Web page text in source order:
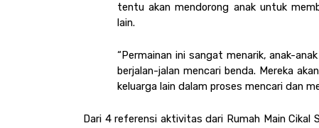
tentu akan mendorong anak untuk
lain.
“Permainan ini sangat menarik, anak-
berjalan-jalan mencari benda. Mereka
keluarga lain dalam proses mencari dan
Dari 4 referensi aktivitas dari Rumah Main Cikal